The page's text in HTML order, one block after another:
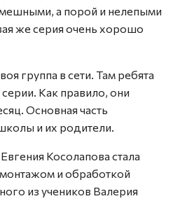
а порой и нелепыми
же серия очень хорошо
группа в сети. Там ребята
Как правило, они
Основная часть
и их родители.
Косолапова стала
и обработкой
из учеников Валерия